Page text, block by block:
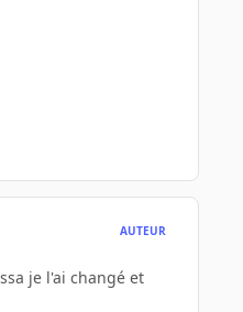
AUTEUR
je l'ai changé et